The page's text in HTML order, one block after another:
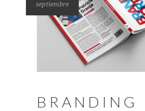
septiembre
BRANDING